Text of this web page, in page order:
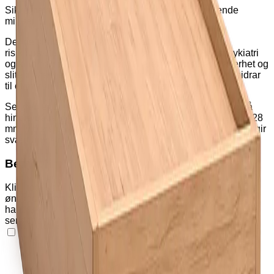
Sikkerhetsseng i hikkori-finish – designet for krevende
miljøer
Denne sengen er spesielt utviklet for utfordrende og
risikoutsatte institusjonsmiljøer, som psykiatri, rettspsykiatri
og kriminalomsorg. Den kombinerer høy grad av sikkerhet og
slitestyrke med en varm og hjemlig hikkori-finish som bidrar
til et mer normalisert og helsefremmende miljø.
Sengen er tungt vektet og har en lukket konstruksjon for å
hindre både manipulering og skjuling av gjenstander. De 28
mm tykke sidepanelene og de forsterkede underskinnene gir
svært høy strukturell styrke og lang levetid
Benytt handlekurven
Klikk på "Varianter" og "Tilleggsutstyr" nedenfor for å legge
ønskede produkter i handlekurven. Klikk deretter på
handlekurv-ikonet øverst på siden for å se produkter og
sende forespørsel om pristilbud eller bestilling.